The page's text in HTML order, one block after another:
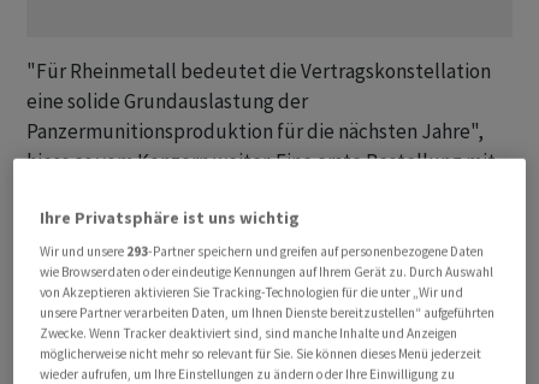
"Für Rheinmetall bedeutet die Vertragskonstellation
eine solide Grundauslastung der
Panzermunitionsproduktion für die nächsten Jahre",
hiess es vom Konzern weiter. Eine erste Bestellung mit
nach der Vertragsunterzeichnung erfolgt. Diese muss
nun produziert werden, wie ein Sprecher auf Anfrage
erklärte.
An der Börse hatte die Nachricht die Rheinmetall-Aktie
gleich am Morgen gestützt. Die ursprünglichen Verluste
Ihre Privatsphäre ist uns wichtig
Wir und unsere 293-Partner speichern und greifen auf personenbezogene Daten
wie Browserdaten oder eindeutige Kennungen auf Ihrem Gerät zu. Durch Auswahl
von Akzeptieren aktivieren Sie Tracking-Technologien für die unter „Wir und
unsere Partner verarbeiten Daten, um Ihnen Dienste bereitzustellen“ aufgeführten
Zwecke. Wenn Tracker deaktiviert sind, sind manche Inhalte und Anzeigen
möglicherweise nicht mehr so relevant für Sie. Sie können dieses Menü jederzeit
wieder aufrufen, um Ihre Einstellungen zu ändern oder Ihre Einwilligung zu